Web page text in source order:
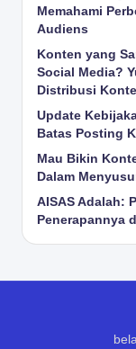
Memahami
Audiens
Konten yang
Social Media?
Distribusi
Update
Batas Posting
Mau Bikin
Dalam
AISAS Adalah:
Penerapannya